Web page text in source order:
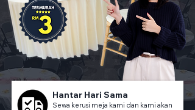
Hantar Hari Sama
Sewa kerusi meja kami dan kami akan